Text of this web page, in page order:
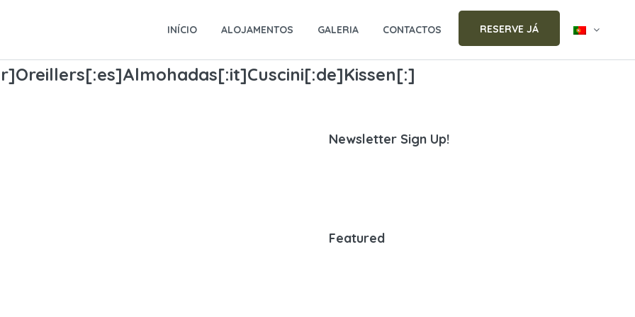
INÍCIO ALOJAMENTOS GALERIA CONTACTOS RESERVE JÁ
Newsletter Sign Up!
Featured